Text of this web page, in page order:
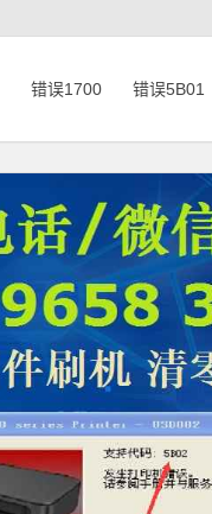
错误1700 错误5B01